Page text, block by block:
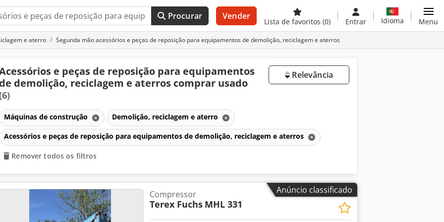
Procurar Vender
Lista de favoritos (0) Entrar Idioma Menu
e aterro Segunda mão acessórios e peças de reposição para equipamentos de demolição, reciclagem e aterros
e peças de reposição para equipamentos
de demolição, reciclagem e aterros comprar usado
Relevância
Máquinas de construção Demolição, reciclagem e aterro
Acessórios e peças de reposição para equipamentos de demolição, reciclagem e aterros
Remover todos os filtros
Anúncio classificado
Compressor
Terex Fuchs MHL 331